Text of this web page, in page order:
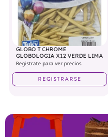
GLOBO T CHROME
GLOBOLOGIA X12 VERDE LIMA
Registrate para ver precios
REGISTRARSE